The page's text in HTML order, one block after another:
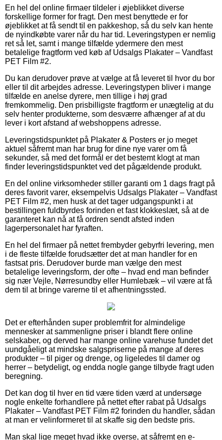
En hel del online firmaer tildeler i øjeblikket diverse
forskellige former for fragt. Den mest benyttede er for
øjeblikket at få sendt til en pakkeshop, så du selv kan hente
de nyindkøbte varer når du har tid. Leveringstypen er nemlig
ret så let, samt i mange tilfælde ydermere den mest
betalelige fragtform ved køb af Udsalgs Plakater – Vandfast
PET Film #2.
Du kan derudover prøve at vælge at få leveret til hvor du bor
eller til dit arbejdes adresse. Leveringstypen bliver i mange
tilfælde en anelse dyrere, men tillige i høj grad
fremkommelig. Den prisbilligste fragtform er unægtelig at du
selv henter produkterne, som desværre afhænger af at du
lever i kort afstand af webshoppens adresse.
Leveringstidspunktet på Plakater & Posters er jo meget
aktuel såfremt man har brug for dine nye varer om få
sekunder, så med det formål er det bestemt klogt at man
finder leveringstidspunktet ved det pågældende produkt.
En del online virksomheder stiller garanti om 1 dags fragt på
deres favorit varer, eksempelvis Udsalgs Plakater – Vandfast
PET Film #2, men husk at det tager udgangspunkt i at
bestillingen fuldbyrdes forinden et fast klokkeslæt, så at de
garanteret kan nå at få ordren sendt afsted inden
lagerpersonalet har fyraften.
En hel del firmaer på nettet frembyder gebyrfri levering, men
i de fleste tilfælde forudsætter det at man handler for en
fastsat pris. Derudover burde man vælge den mest
betalelige leveringsform, der ofte – hvad end man befinder
sig nær Vejle, Nørresundby eller Humlebæk – vil være at få
dem til at bringe varerne til et afhentningssted.
Det er efterhånden super problemfrit for almindelige
mennesker at sammenligne priser i blandt flere online
selskaber, og derved har mange online varehuse fundet det
uundgåeligt at mindske salgspriserne på mange af deres
produkter – til piger og drenge, og ligeledes til damer og
herrer – betydeligt, og endda nogle gange tilbyde fragt uden
beregning.
Det kan dog til hver en tid være tiden værd at undersøge
nogle enkelte forhandlere på nettet efter rabat på Udsalgs
Plakater – Vandfast PET Film #2 forinden du handler, sådan
at man er velinformeret til at skaffe sig den bedste pris.
Man skal lige meget hvad ikke overse, at såfremt en e-